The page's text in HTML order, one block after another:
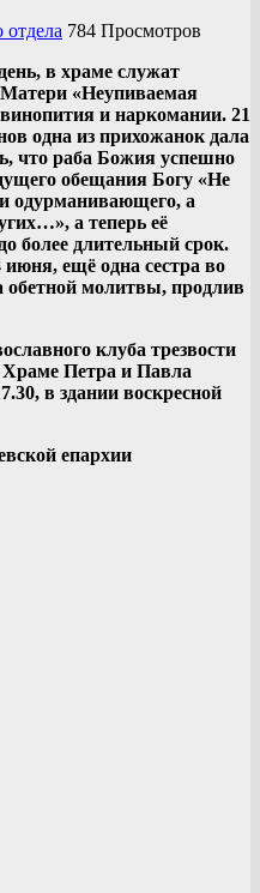
784 Просмотров
в храме служат
«Неупиваемая
и наркомании. 21
одна из прихожанок дала
что раба Божия успешно
обещания Богу «Не
одурманивающего, а
а теперь её
более длительный срок.
июня, ещё одна сестра во
обетной молитвы, продлив
клуба трезвости
Храме Петра и Павла
в здании воскресной
епархии